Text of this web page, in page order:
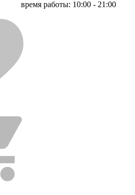
время работы: 10:00 - 21:00